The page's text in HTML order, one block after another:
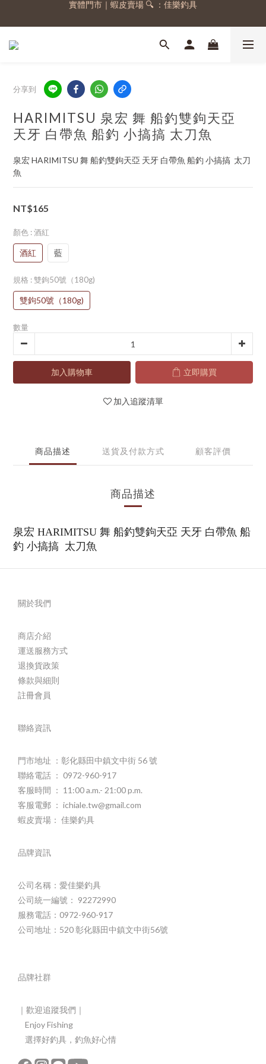
註冊會員，送 50 元購物金
註冊會員，送 50 元購物金
分享到
HARIMITSU 泉宏 舞 船釣雙鉤天亞
天牙 白帶魚 船釣 小搞搞 太刀魚
泉宏 HARIMITSU 舞 船釣雙鉤天亞 天牙 白帶魚 船釣 小搞搞  太刀
魚
NT$165
顏色 : 酒紅
酒紅 藍
規格 : 雙鉤50號（180g)
雙鉤50號（180g)
數量
加入購物車 立即購買
加入追蹤清單
商品描述 送貨及付款方式 顧客評價
商品描述
泉宏 HARIMITSU 舞 船釣雙鉤天亞 天牙 白帶魚 船
釣 小搞搞 太刀魚
關於我們
商店介紹
運送服務方式
退換貨政策
條款與細則
註冊會員
聯絡資訊
門市地址 ：彰化縣田中鎮文中街 56 號
聯絡電話 ： 0972-960-917
客服時間 ： 11:00 a.m.- 21:00 p.m.
客服電郵 ： ichiale.tw@gmail.com
蝦皮賣場： 佳樂釣具
品牌資訊
公司名稱：愛佳樂釣具
公司統一編號： 92272990
服務電話：0972-960-917
公司地址：520 彰化縣田中鎮文中街56號
品牌社群
｜歡迎追蹤我們｜
Enjoy Fishing
選擇好釣具，釣魚好心情